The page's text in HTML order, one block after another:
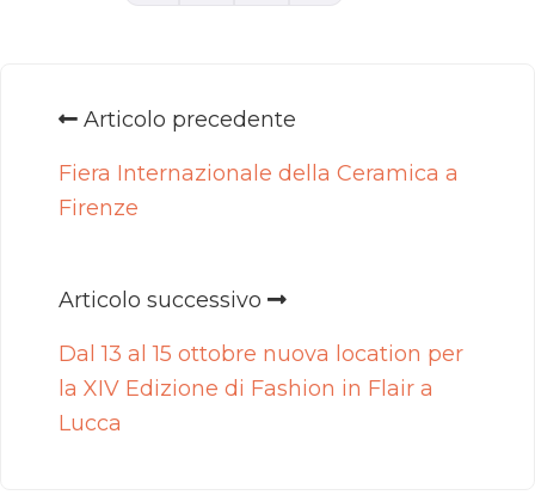
Articolo precedente
Fiera Internazionale della Ceramica a
Firenze
Articolo successivo
Dal 13 al 15 ottobre nuova location per
la XIV Edizione di Fashion in Flair a
Lucca